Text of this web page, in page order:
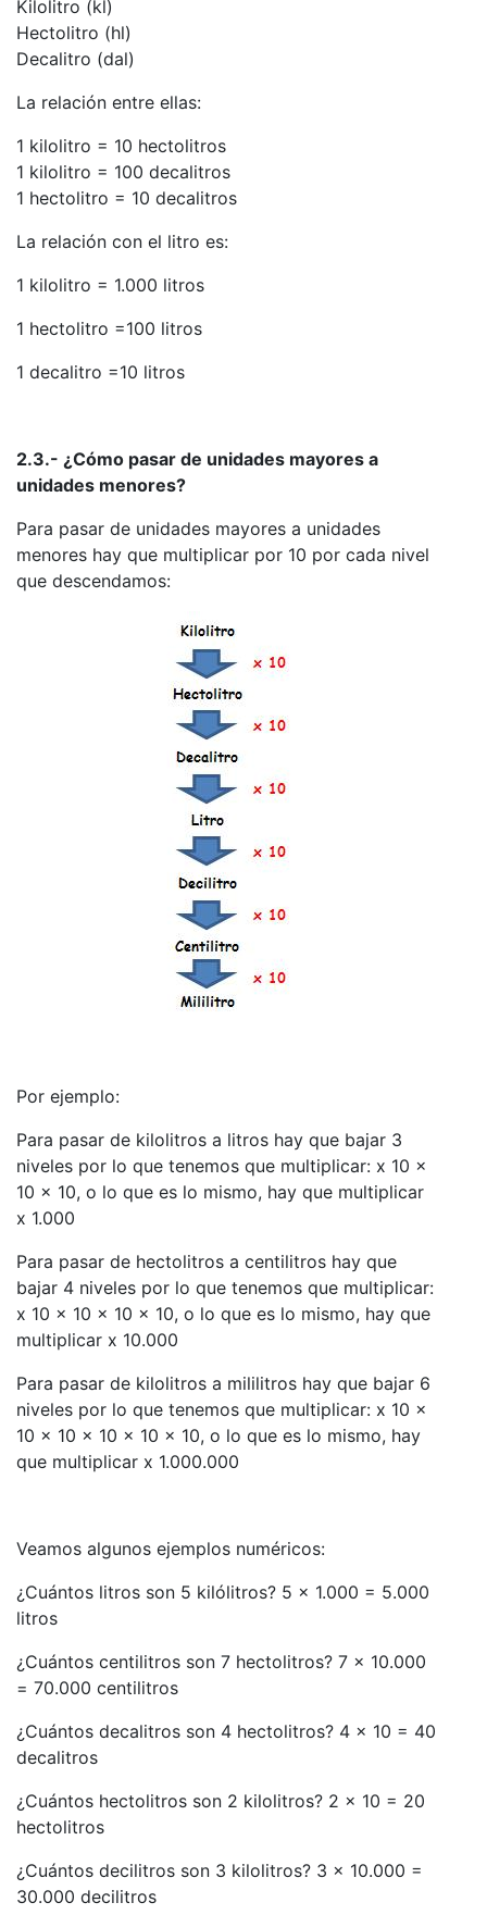
Kilolitro (kl)
Hectolitro (hl)
Decalitro (dal)
La relación entre ellas:
1 kilolitro = 10 hectolitros
1 kilolitro = 100 decalitros
1 hectolitro = 10 decalitros
La relación con el litro es:
1 kilolitro = 1.000 litros
1 hectolitro =100 litros
1 decalitro =10 litros
2.3.- ¿Cómo pasar de unidades mayores a
unidades menores?
Para pasar de unidades mayores a unidades
menores hay que multiplicar por 10 por cada nivel
que descendamos:
Por ejemplo:
Para pasar de kilolitros a litros hay que bajar 3
niveles por lo que tenemos que multiplicar: x 10 x
10 x 10, o lo que es lo mismo, hay que multiplicar
x 1.000
Para pasar de hectolitros a centilitros hay que
bajar 4 niveles por lo que tenemos que multiplicar:
x 10 x 10 x 10 x 10, o lo que es lo mismo, hay que
multiplicar x 10.000
Para pasar de kilolitros a mililitros hay que bajar 6
niveles por lo que tenemos que multiplicar: x 10 x
10 x 10 x 10 x 10 x 10, o lo que es lo mismo, hay
que multiplicar x 1.000.000
Veamos algunos ejemplos numéricos:
¿Cuántos litros son 5 kilólitros? 5 x 1.000 = 5.000
litros
¿Cuántos centilitros son 7 hectolitros? 7 x 10.000
= 70.000 centilitros
¿Cuántos decalitros son 4 hectolitros? 4 x 10 = 40
decalitros
¿Cuántos hectolitros son 2 kilolitros? 2 x 10 = 20
hectolitros
¿Cuántos decilitros son 3 kilolitros? 3 x 10.000 =
30.000 decilitros